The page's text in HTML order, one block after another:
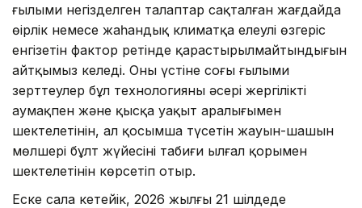
ғылыми негізделген талаптар сақталған жағдайда
өңірлік немесе жаһандық климатқа елеулі өзгеріс
енгізетін фактор ретінде қарастырылмайтындығын
айтқымыз келеді. Оның үстіне соңғы ғылыми
зерттеулер бұл технологияның әсері жергілікті
аумақпен және қысқа уақыт аралығымен
шектелетінін, ал қосымша түсетін жауын-шашын
мөлшері бұлт жүйесінің табиғи ылғал қорымен
шектелетінін көрсетіп отыр.
Еске сала кетейік, 2026 жылғы 21 шілдеде